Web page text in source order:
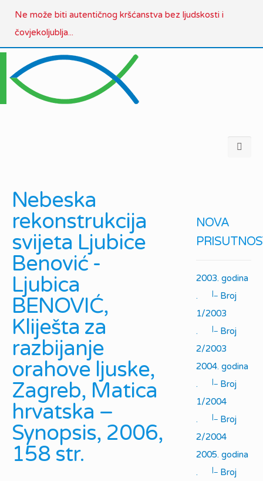
Ne može biti autentičnog kršćanstva bez ljudskosti i
čovjekoljublja...
Nebeska
rekonstrukcija
svijeta Ljubice
Benović -
Ljubica
BENOVIĆ,
Kliješta za
razbijanje
orahove ljuske,
Zagreb, Matica
hrvatska –
Synopsis, 2006,
158 str.
NOVA
2003. godina
.
|_ Broj
1/2003
.
|_ Broj
2/2003
2004. godina
.
|_ Broj
1/2004
.
|_ Broj
2/2004
2005. godina
.
|_ Broj